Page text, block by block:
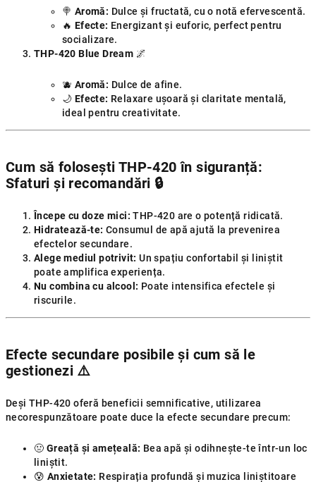
🍭 Aromă: Dulce și fructată, cu o notă efervescentă.
🔥 Efecte: Energizant și euforic, perfect pentru
socializare.
THP-420 Blue Dream 🌌
🫐 Aromă: Dulce de afine.
🌙 Efecte: Relaxare ușoară și claritate mentală,
ideal pentru creativitate.
Cum să folosești THP-420 în siguranță:
Sfaturi și recomandări 🔒
Începe cu doze mici: THP-420 are o potență ridicată.
Hidratează-te: Consumul de apă ajută la prevenirea
efectelor secundare.
Alege mediul potrivit: Un spațiu confortabil și liniștit
poate amplifica experiența.
Nu combina cu alcool: Poate intensifica efectele și
riscurile.
Efecte secundare posibile și cum să le
gestionezi ⚠️
Deși THP-420 oferă beneficii semnificative, utilizarea
necorespunzătoare poate duce la efecte secundare precum:
🤢 Greață și amețeală: Bea apă și odihnește-te într-un loc
liniștit.
😰 Anxietate: Respirația profundă și muzica liniștitoare